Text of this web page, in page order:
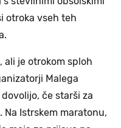
otroka vseh teh
ali je otrokom sploh
Malega
če starši za
Istrskem maratonu,